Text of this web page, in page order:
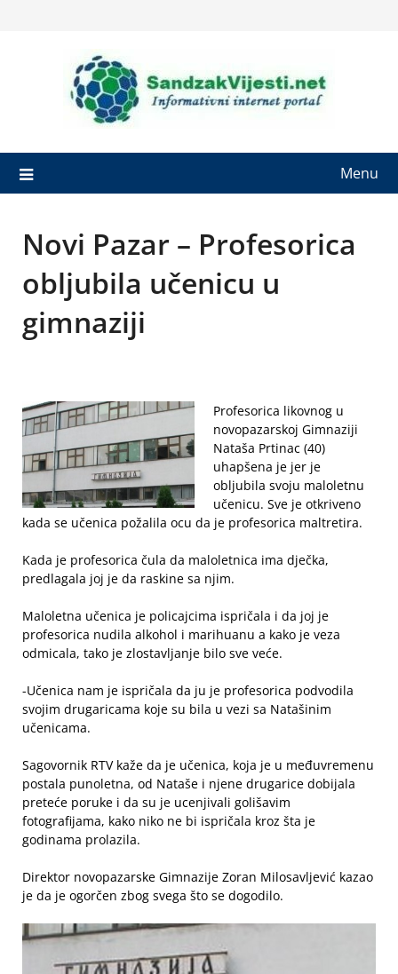
Menu
Novi Pazar – Profesorica
obljubila učenicu u
gimnaziji
Profesorica likovnog u
novopazarskoj Gimnaziji
Nataša Prtinac (40)
uhapšena je jer je
obljubila svoju maloletnu
učenicu. Sve je otkriveno
kada se učenica požalila ocu da je profesorica maltretira.
Kada je profesorica čula da maloletnica ima dječka,
predlagala joj je da raskine sa njim.
Maloletna učenica je policajcima ispričala i da joj je
profesorica nudila alkohol i marihuanu a kako je veza
odmicala, tako je zlostavljanje bilo sve veće.
-Učenica nam je ispričala da ju je profesorica podvodila
svojim drugaricama koje su bila u vezi sa Natašinim
učenicama.
Sagovornik RTV kaže da je učenica, koja je u međuvremenu
postala punoletna, od Nataše i njene drugarice dobijala
preteće poruke i da su je ucenjivali golišavim
fotografijama, kako niko ne bi ispričala kroz šta je
godinama prolazila.
Direktor novopazarske Gimnazije Zoran Milosavljević kazao
je da je ogorčen zbog svega što se dogodilo.